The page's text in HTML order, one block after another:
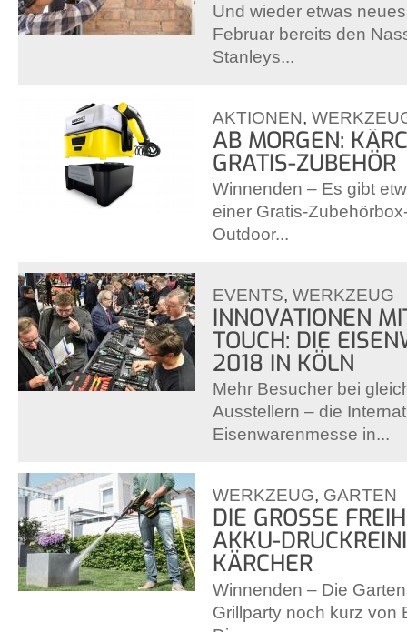
Und wieder etwas
Februar bereits den
Stanleys...
AKTIONEN,
AB MORGEN:
GRATIS-ZUBEHÖR
Winnenden – Es gibt
einer Gratis-
Outdoor...
EVENTS, WERKZEUG
INNOVATIONEN
TOUCH: DIE
2018 IN KÖLN
Mehr Besucher bei
Ausstellern – die
Eisenwarenmesse in...
WERKZEUG, GARTEN
DIE GROSSE
KKU-
ÄRCHER
Winnenden – Die
Grillparty noch kurz von